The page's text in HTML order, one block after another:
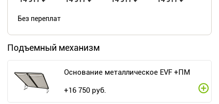
Без переплат
Подъемный механизм
Основание металлическое EVF +ПМ
+16 750 руб.